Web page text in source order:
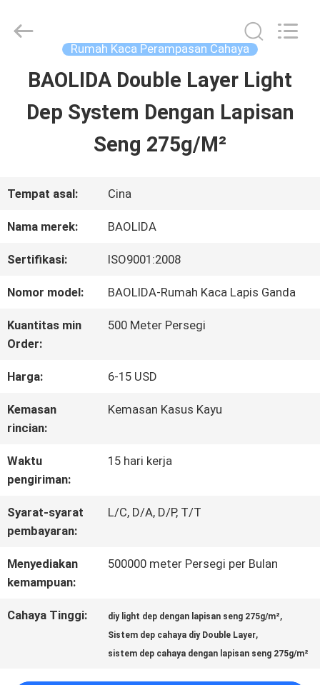
RUMAH
PERTUNJUKAN
VR
KAMI
PABRIK
KUALITAS
HUBUNGI
KAMI
BERITA
Metal
Rumah Kaca Perampasan Cahaya
BAOLIDA Double Layer Light
Dep System Dengan Lapisan
Seng 275g/M²
Tempat asal: Cina
Nama merek: BAOLIDA
Sertifikasi: ISO9001:2008
Nomor model: BAOLIDA-Rumah Kaca Lapis Ganda
Kuantitas min
Order:
500 Meter Persegi
Harga: 6-15 USD
Kemasan
rincian:
Kemasan Kasus Kayu
Waktu
pengiriman:
15 hari kerja
Syarat-syarat
pembayaran:
L/C, D/A, D/P, T/T
Menyediakan
kemampuan:
500000 meter Persegi per Bulan
Cahaya Tinggi: diy light dep dengan lapisan seng 275g/m²,
Sistem dep cahaya diy Double Layer,
sistem dep cahaya dengan lapisan seng 275g/m²